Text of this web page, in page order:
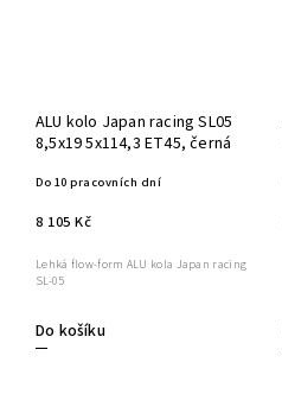
ALU kolo Japan racing SL05
8,5x19 5x114,3 ET45, černá
Do 10 pracovních dní
8 105 Kč
Do košíku
Lehká flow-form ALU kola Japan racing
SL-05